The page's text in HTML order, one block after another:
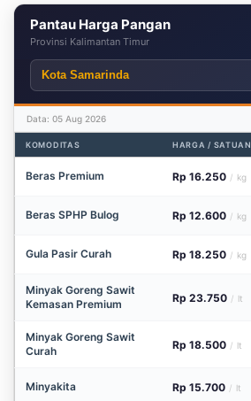
Pantau Harga Pangan
Provinsi Kalimantan Timur
Data: 05 Aug 2026
KOMODITAS HARGA / SATUAN
Beras Premium Rp 16.250 / kg
Beras SPHP Bulog Rp 12.600 / kg
Gula Pasir Curah Rp 18.250 / kg
Minyak Goreng Sawit
Kemasan Premium
Rp 23.750 / lt
Minyak Goreng Sawit
Curah
Rp 18.500 / lt
Minyakita Rp 15.700 / lt